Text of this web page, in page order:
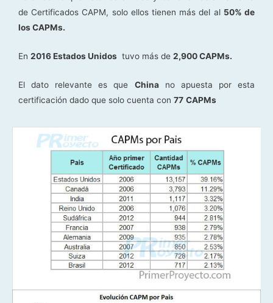
de Certificados CAPM, solo ellos tienen más del al 50% de
los CAPMs.
En 2016 Estados Unidos tuvo más de 2,900 CAPMs.
El dato relevante es que Chinano apuesta por esta
certificación dado que solo cuenta con 77 CAPMs